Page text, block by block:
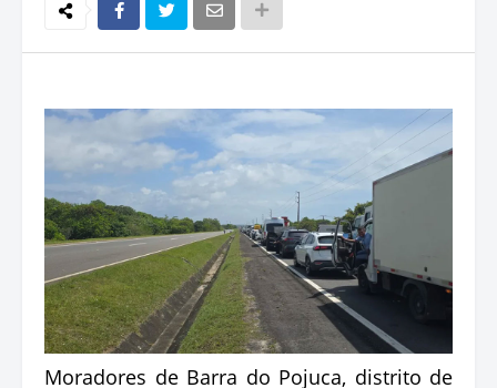
Moradores de Barra do Pojuca, distrito de